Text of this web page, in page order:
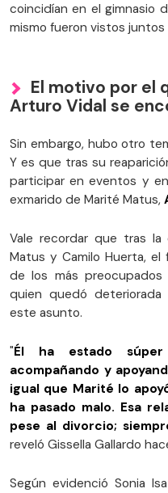
coincidían en el gimnasio
mismo fueron vistos juntos
El motivo por el
Arturo Vidal se
Sin embargo, hubo otro
Y es que tras su
participar en eventos y
exmarido de Marité Matus,
Vale recordar que tras la
Matus y Camilo Huerta,
de los más
quien quedó
este asunto.
"Él ha estado
acompañando y
igual que Marité lo
ha pasado malo. Esa
pese al divorcio;
reveló Gissella Gallardo
Según evidenció Sonia